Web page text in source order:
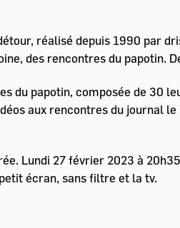
réalisé depuis 1990 par
des rencontres du papotin.
du papotin, composée de 30
aux rencontres du journal
Lundi 27 février 2023 à
écran, sans filtre et la tv.